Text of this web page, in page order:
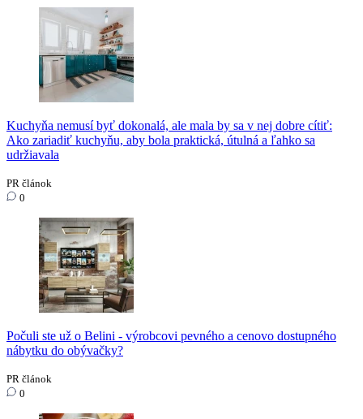
Kuchyňa nemusí byť dokonalá, ale mala by sa v nej dobre cítiť:
Ako zariadiť kuchyňu, aby bola praktická, útulná a ľahko sa
udržiavala
PR článok
0
Počuli ste už o Belini - výrobcovi pevného a cenovo dostupného
nábytku do obývačky?
PR článok
0